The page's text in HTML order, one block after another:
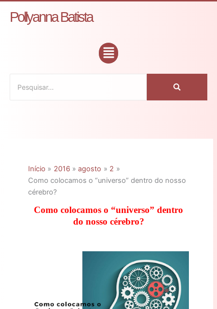
paraPollyanna Batista
Flyout
Menu
Início 2016 agosto
2
Como colocamos o “universo” dentro do nosso
cérebro?
Como colocamos o “universo” dentro
do nosso cérebro?
a